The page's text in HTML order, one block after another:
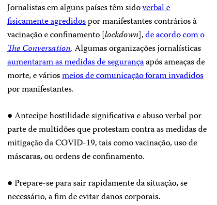
Jornalistas em alguns países têm sidoverbal e
fisicamente agredidospor manifestantes contrários à
vacinação e confinamento [lockdown],de acordo com o
The Conversation. Algumas organizações jornalísticas
aumentaram as medidas de segurançaapós ameaças de
morte, e váriosmeios de comunicação foram invadidos
por manifestantes.
● Antecipe hostilidade significativa e abuso verbal por
parte de multidões que protestam contra as medidas de
mitigação da COVID-19, tais como vacinação, uso de
máscaras, ou ordens de confinamento.
● Prepare-se para sair rapidamente da situação, se
necessário, a fim de evitar danos corporais.